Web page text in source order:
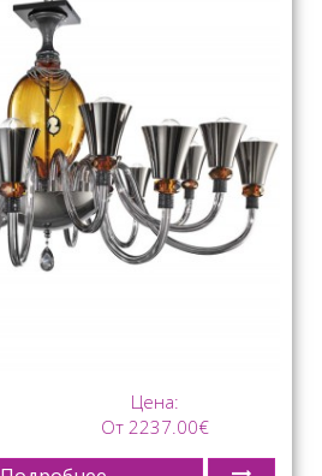
Цена:
От 2237.00€